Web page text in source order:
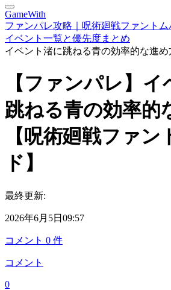
GameWith
ファンパレ攻略｜呪術廻戦ファントム
イベント一覧と優先度まとめ
イベント渚に跳ねる青の効率的な進め
【ファンパレ】
跳ねる青の効率的
【呪術廻戦ファ
ド】
最終更新:
2026年6月5日09:57
コメント 0 件
コメント
0